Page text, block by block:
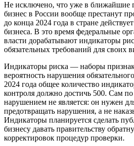
Не исключено, что уже в ближайшие
бизнес в России вообще престанут
до конца 2024 года в стране
бизнеса. В это время федеральные
власти дорабатывают индикаторы
обязательных требований для своих
Индикаторы риска — наборы
вероятность нарушения
2024 года общее количество
контроля должно достичь 500. Сам
нарушением не является: он нужен
предотвращать нарушения, а не
Индикаторы планируется сделать
бизнесу давать правительству
корректировок процедур проверки.